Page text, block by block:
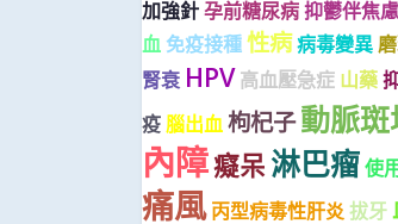
加強針孕前糖尿病抑鬱伴焦慮
血免疫接種性病病毒變異
腎衰 HPV 高血壓急症 山藥
疫腦出血枸杞子動脈斑
內障癡呆 淋巴瘤使
痛風 丙型病毒性肝炎拔牙